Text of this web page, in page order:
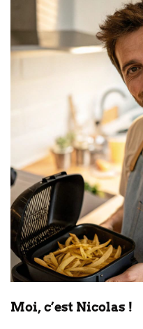
Moi, c’est Nicolas !